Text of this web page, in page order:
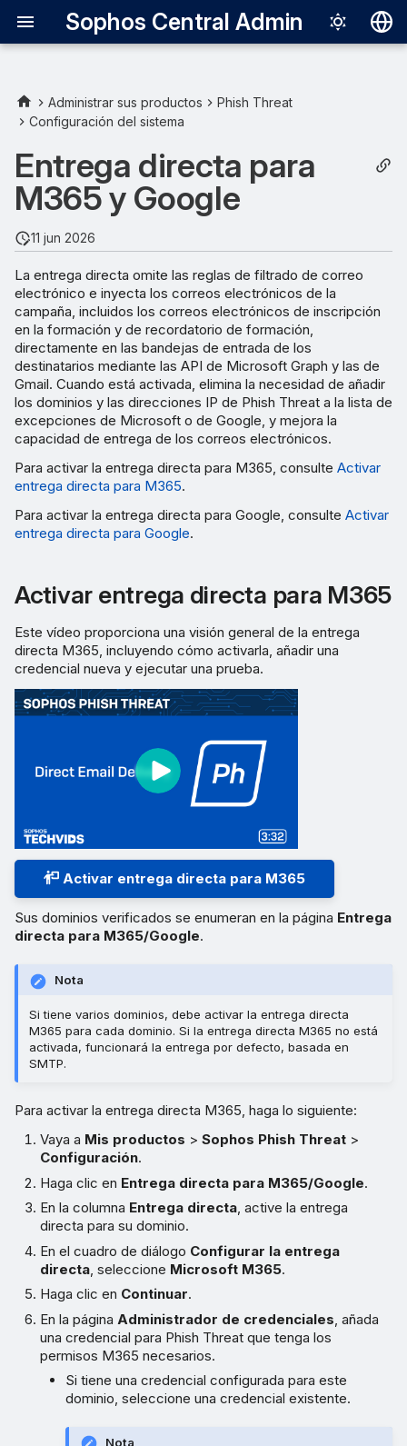
Sophos Central Admin
Português
Activar entrega directa para
Añadir una credencial
Prueba de la entrega
directa M365
URL bloqueadas de
campañas de correo
electrónico
Activar entrega directa para
Google
de Google
directa de Google para un
Administrar sus productos
Phish Threat
Configuración del sistema
Entrega directa para
M365 y Google
11 jun 2026
La entrega directa omite las reglas de filtrado de correo
electrónico e inyecta los correos electrónicos de la
campaña, incluidos los correos electrónicos de inscripción
en la formación y de recordatorio de formación,
directamente en las bandejas de entrada de los
destinatarios mediante las API de Microsoft Graph y las de
Gmail. Cuando está activada, elimina la necesidad de añadir
los dominios y las direcciones IP de Phish Threat a la lista de
excepciones de Microsoft o de Google, y mejora la
capacidad de entrega de los correos electrónicos.
Para activar la entrega directa para M365, consulte Activar
entrega directa para M365.
Para activar la entrega directa para Google, consulte Activar
entrega directa para Google.
Activar entrega directa para M365
Este vídeo proporciona una visión general de la entrega
directa M365, incluyendo cómo activarla, añadir una
credencial nueva y ejecutar una prueba.
Activar entrega directa para M365
Sus dominios verificados se enumeran en la página Entrega
directa para M365/Google.
Nota
Si tiene varios dominios, debe activar la entrega directa
M365 para cada dominio. Si la entrega directa M365 no está
activada, funcionará la entrega por defecto, basada en
SMTP.
Para activar la entrega directa M365, haga lo siguiente:
Vaya a Mis productos >Sophos Phish Threat >
Configuración.
Haga clic en Entrega directa para M365/Google.
En la columna Entrega directa, active la entrega
directa para su dominio.
En el cuadro de diálogo Configurar la entrega
directa , seleccione Microsoft M365.
Haga clic en Continuar.
En la página Administrador de credenciales , añada
una credencial para Phish Threat que tenga los
permisos M365 necesarios.
Si tiene una credencial configurada para este
dominio, seleccione una credencial existente.
Nota